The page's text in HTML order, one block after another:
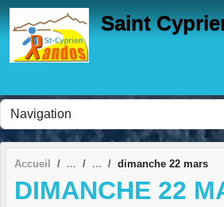
Saint
Accueil dimanche 22 mars
DIMANCHE 22
Panneau de gestion des cookies